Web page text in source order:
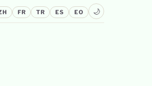
FR TR ES EO 🌙